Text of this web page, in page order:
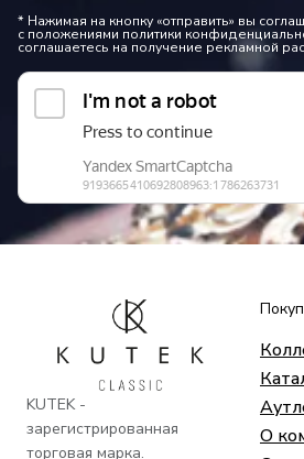
* Нажимая на кнопку «отправить» вы
с положениями политики
соглашаетесь на получение рекламной
KUTEK -
зарегистрированная
торговая марка.
О